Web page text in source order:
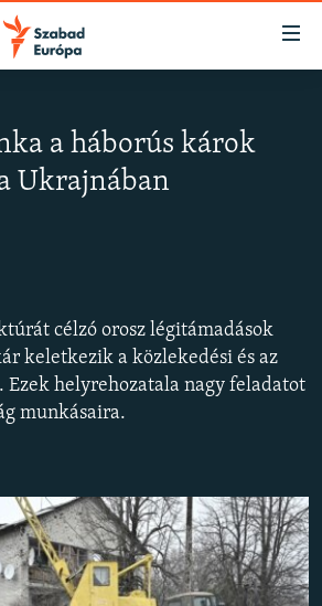
a háborús károk
Ukrajnában
célzó orosz légitámadások
keletkezik a közlekedési és az
Ezek helyrehozatala nagy feladatot
munkásaira.
Feliratkozás